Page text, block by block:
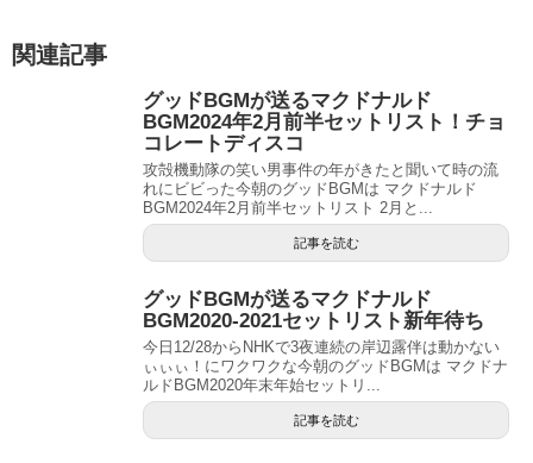
関連記事
グッドBGMが送るマクドナルド
BGM2024年2月前半セットリスト！チョ
コレートディスコ
攻殻機動隊の笑い男事件の年がきたと聞いて時の流
れにビビった今朝のグッドBGMは マクドナルド
BGM2024年2月前半セットリスト 2月と...
記事を読む
グッドBGMが送るマクドナルド
BGM2020-2021セットリスト新年待ち
今日12/28からNHKで3夜連続の岸辺露伴は動かない
ぃぃぃ！にワクワクな今朝のグッドBGMは マクドナ
ルドBGM2020年末年始セットリ...
記事を読む